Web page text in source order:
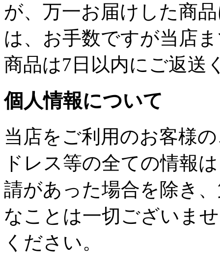
が、万一お届けした商
は、お手数ですが当店
商品は7日以内にご返送
個人情報について
当店をご利用のお客様
ドレス等の全ての情報
請があった場合を除き
なことは一切ございま
ください。